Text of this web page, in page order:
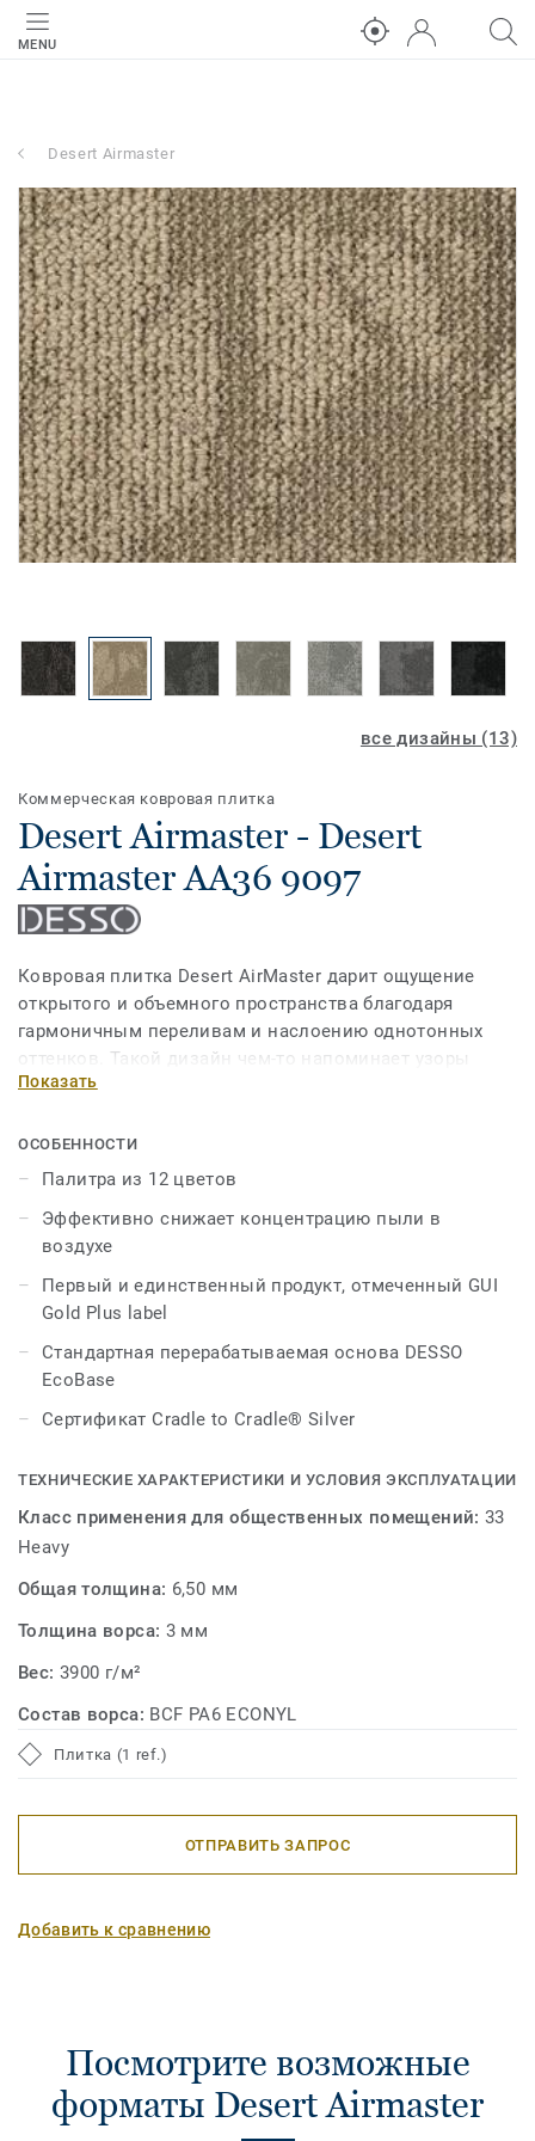
MENU
Desert Airmaster
все дизайны (13)
Коммерческая ковровая плитка
Desert Airmaster - Desert
Airmaster AA36 9097
Ковровая плитка Desert AirMaster дарит ощущение
открытого и объемного пространства благодаря
гармоничным переливам и наслоению однотонных
оттенков. Такой дизайн чем-то напоминает узоры
песчаных дюн в пустыне. Коллекция имеет палитру из
прохладного и от светлого до темного цвета. Desert
AirMaster обладает уникальной запатентованной
технологией AirMaster, которая снижает концентрацию
мелкой пыли в воздухе в четыре раза эффективнее,
чем обычные ковры и в восемь раз эффективнее, чем
другие виды напольных покрытий.
Показать
ОСОБЕННОСТИ
Палитра из 12 цветов
Эффективно снижает концентрацию пыли в
воздухе
Первый и единственный продукт, отмеченный GUI
Gold Plus label
Стандартная перерабатываемая основа DESSO
EcoBase
Сертификат Cradle to Cradle® Silver
ТЕХНИЧЕСКИЕ ХАРАКТЕРИСТИКИ И УСЛОВИЯ ЭКСПЛУАТАЦИИ
Класс применения для общественных помещений:33
Heavy
Общая толщина: 6,50 мм
Толщина ворса: 3 мм
Вес: 3900 г/м²
Состав ворса: BCF PA6 ECONYL
Плитка (1 ref.)
ОТПРАВИТЬ ЗАПРОС
Добавить к сравнению
Посмотрите возможные
форматы Desert Airmaster